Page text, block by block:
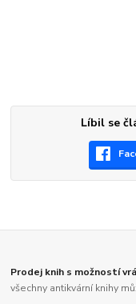
Líbil se
Prodej knih s možností
všechny antikvární knihy